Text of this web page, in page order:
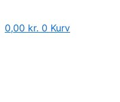
til
0,00 kr. 0 Kurv
antal